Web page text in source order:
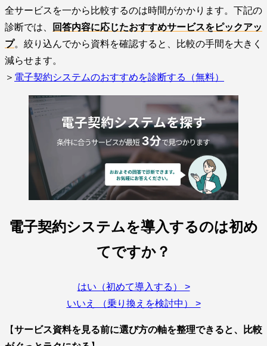
全サービスを一から比較するのは時間がかかります。下記の
診断では、
回答内容に応じたおすすめサービスをピックアッ
プ。絞り込んでから資料を確認すると、比較の手間を大きく
減らせます。
＞ 電子契約システムのおすすめを診断する（無料）
電子契約システムを導入するのは初め
てですか？
はい（初めて導入する） >
いいえ （乗り換えを検討中） >
【サービス資料を見る前に選び方の軸を整理できると、比較